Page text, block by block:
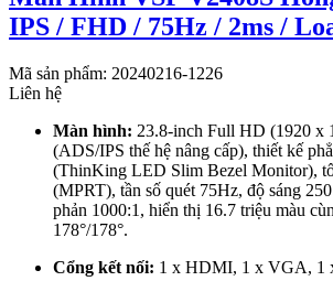
IPS / FHD / 75Hz / 2ms /
Mã sản phẩm: 20240216-1226
Liên hệ
Màn hình: 23.8-inch Full HD (1920 x
(ADS/IPS thế hệ nâng cấp), thiết kế
(ThinKing LED Slim Bezel Monitor),
(MPRT), tần số quét 75Hz, độ sáng
phản 1000:1, hiển thị 16.7 triệu màu
178°/178°.
Cổng kết nối: 1 x HDMI, 1 x VGA, 1